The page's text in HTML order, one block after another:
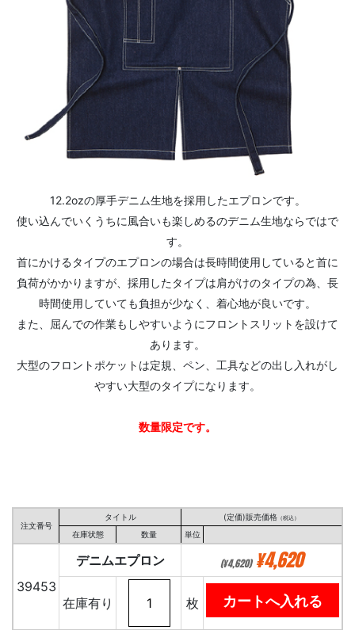
12.2ozの厚手デニム生地を採用したエプロンです。
使い込んでいくうちに風合いも楽しめるのデニム生地ならではで
す。
首にかけるタイプのエプロンの場合は長時間使用していると首に
負荷がかかりますが、採用したタイプは肩がけのタイプの為、長
時間使用していても負担が少なく、着心地が良いです。
また、屈んでの作業もしやすいようにフロントスリットを設けて
あります。
大型のフロントポケットは定規、ペン、工具などの出し入れがし
やすい大型のタイプになります。
数量限定です。
注文番号
タイトル (定価)販売価格 （税込）
在庫状態 数量 単位
39453
デニムエプロン (¥4,620) ¥4,620
在庫有り 枚